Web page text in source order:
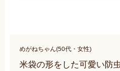
めがねちゃん(50代・女性)
米袋の形をした可愛い防